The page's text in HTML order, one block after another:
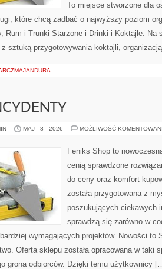
To miejsce stworzone dla
które chcą zadbać o najwyższy poziom
Rum i Trunki Starzone i Drinki i Koktajle. Na
z sztuką przygotowywania koktajli,
MAJ - 8 - 2026 MOŻLIWOŚĆ
Feniks Shop to
cenią sprawdzone
do ceny oraz komfort
została przygotowana z
poszukujących ciekawych
sprawdzą się zarówno w
wymagających projektów. Nowości to
Oferta sklepu została opracowana w taki
grona odbiorców. Dzięki temu użytkownicy